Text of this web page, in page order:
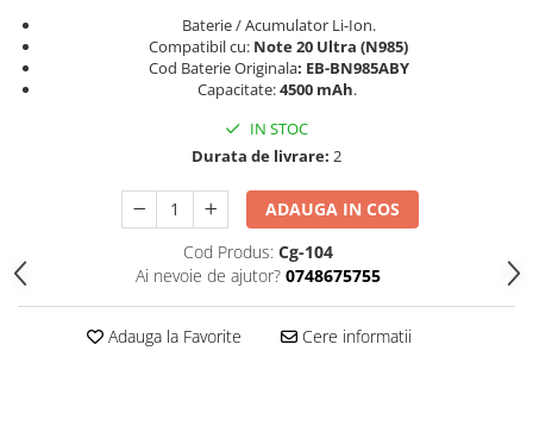
Ecrane / Display
Iphone
Seria 12
Seria 11
Baterie / Acumulator Li-Ion.
Compatibil cu: Note 20 Ultra (N985)
Cod Baterie Originala: EB-BN985ABY
Capacitate:4500 mAh.
IN STOC
Durata de livrare: 2
ADAUGA IN COS
Cod Produs: Cg-104
Ai nevoie de ajutor? 0748675755
Adauga la Favorite Cere informatii